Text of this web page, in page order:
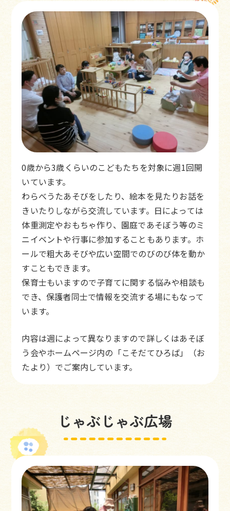
0歳から3歳くらいのこどもたちを対象に週1回開
いています。
わらべうたあそびをしたり、絵本を見たりお話を
きいたりしながら交流しています。日によっては
体重測定やおもちゃ作り、園庭であそぼう等のミ
ニイベントや行事に参加することもあります。ホ
ールで粗大あそびや広い空間でのびのび体を動か
すこともできます。
保育士もいますので子育てに関する悩みや相談も
でき、保護者同士で情報を交流する場にもなって
います。
内容は週によって異なりますので詳しくはあそぼ
う会やホームページ内の「こそだてひろば」（お
たより）でご案内しています。
じゃぶじゃぶ広場